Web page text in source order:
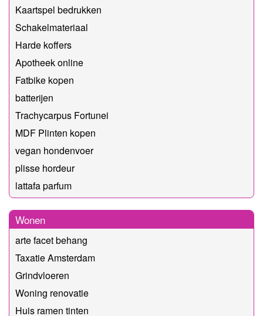
Kaartspel bedrukken
Schakelmateriaal
Harde koffers
Apotheek online
Fatbike kopen
batterijen
Trachycarpus Fortunei
MDF Plinten kopen
vegan hondenvoer
plisse hordeur
lattafa parfum
Wonen
arte facet behang
Taxatie Amsterdam
Grindvloeren
Woning renovatie
Huis ramen tinten